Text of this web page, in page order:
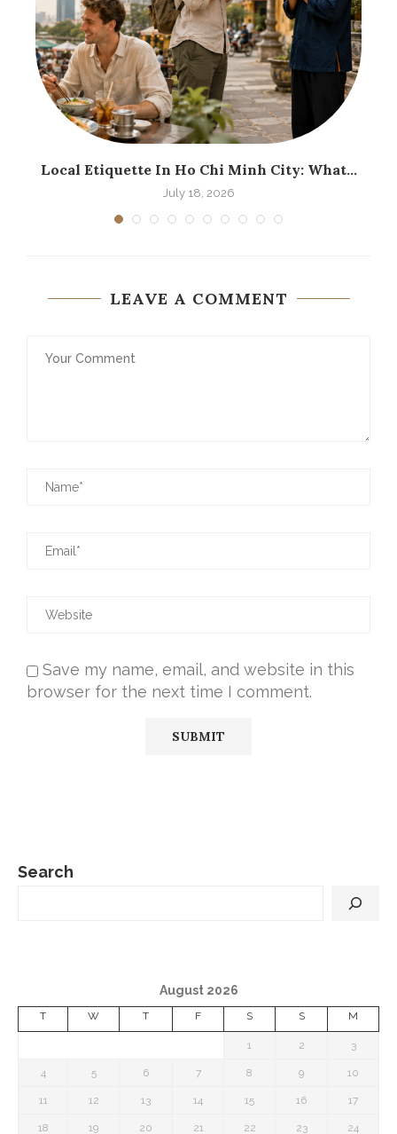
Local Etiquette In Ho Chi Minh City: What...
July 18, 2026
LEAVE A COMMENT
Save my name, email, and website in this
browser for the next time I comment.
Search
August 2026
T W T F S S M
1 2 3
4 5 6 7 8 9 10
11 12 13 14 15 16 17
18 19 20 21 22 23 24